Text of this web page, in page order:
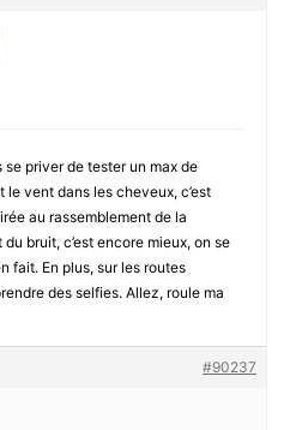
se priver de tester un max de
le vent dans les cheveux, c’est
au rassemblement de la
bruit, c’est encore mieux, on se
fait. En plus, sur les routes
des selfies. Allez, roule ma
#90237